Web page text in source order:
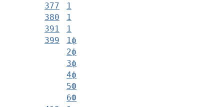
377
1
380
1
391
1
399
1ф
2ф
3ф
4ф
5Ф
6Ф